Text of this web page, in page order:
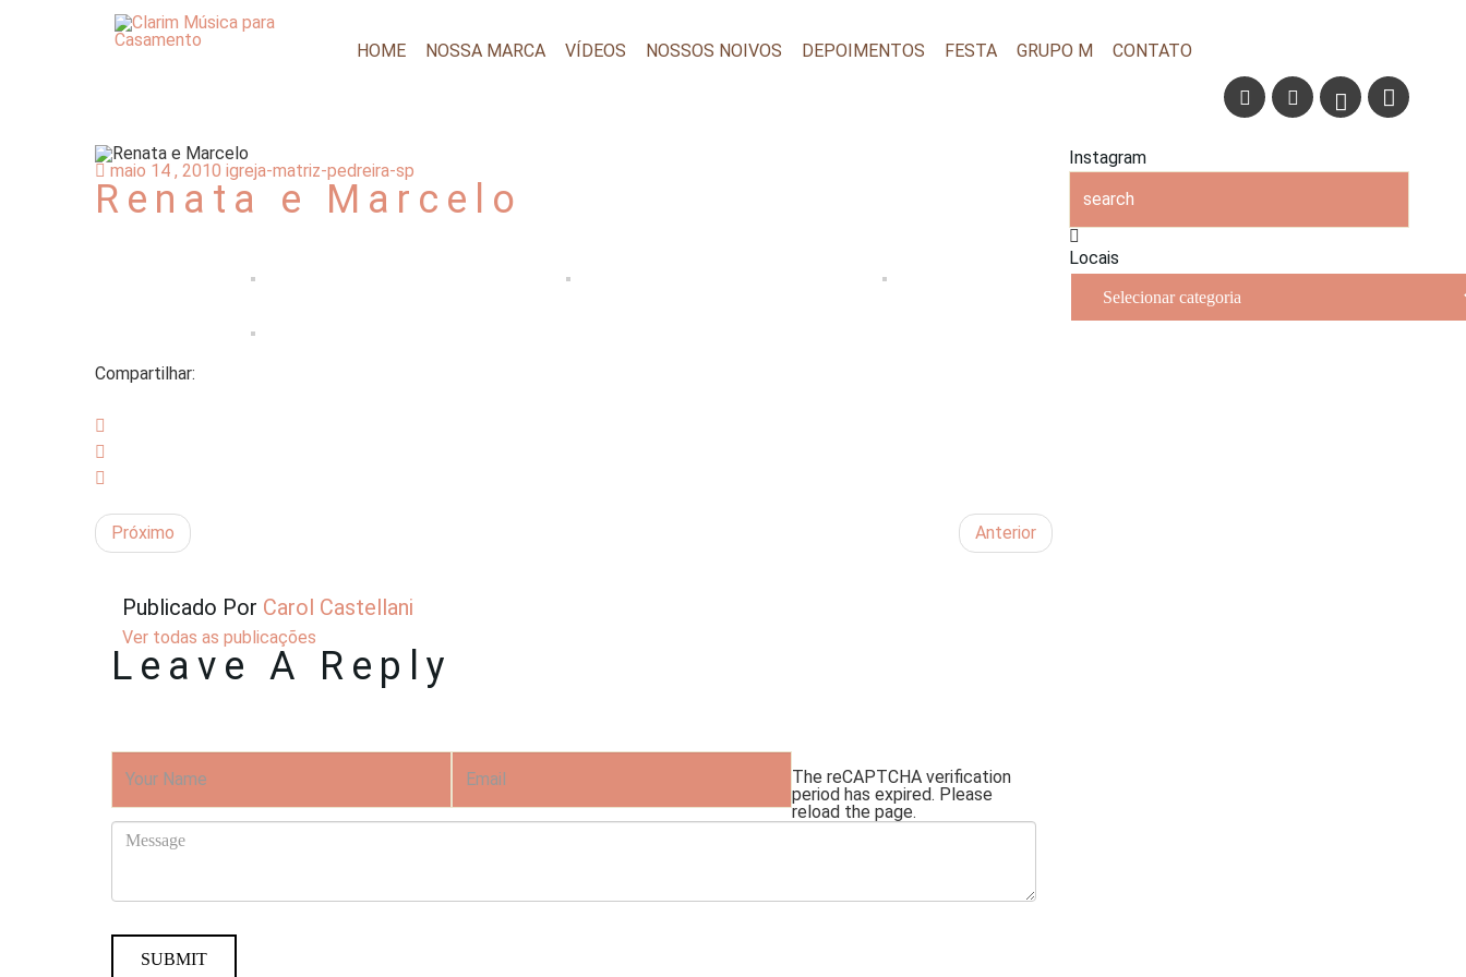
HOME NOSSA MARCA VÍDEOS NOSSOS NOIVOS DEPOIMENTOS FESTA GRUPO M CONTATO
maio 14 , 2010 igreja-matriz-pedreira-sp
Renata e Marcelo
Compartilhar:
Anterior
Próximo
Publicado Por Carol Castellani
Ver todas as publicações
Leave A Reply
The reCAPTCHA verification
period has expired. Please
reload the page.
Instagram
Locais
Locais